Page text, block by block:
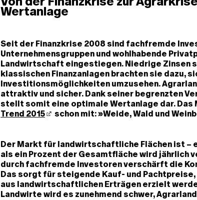
Wertanlage
Seit der Finanzkrise 2008 sind fachfremde
Unternehmensgruppen und wohlhabende
Landwirtschaft eingestiegen. Niedrige Zinsen
klassischen Finanzanlagen brachten sie dazu,
Investitionsmöglichkeiten umzusehen.
attraktiv und sicher. Dank seiner begrenzten
stellt somit eine optimale Wertanlage dar. Das
Trend 2015
schon mit: »Weide, Wald und
Der Markt für landwirtschaftliche Flächen ist
als ein Prozent der Gesamtfläche wird jährlich
durch fachfremde Investoren verschärft die
Das sorgt für steigende Kauf- und
aus landwirtschaftlichen Erträgen erzielt
Landwirte wird es zunehmend schwer,